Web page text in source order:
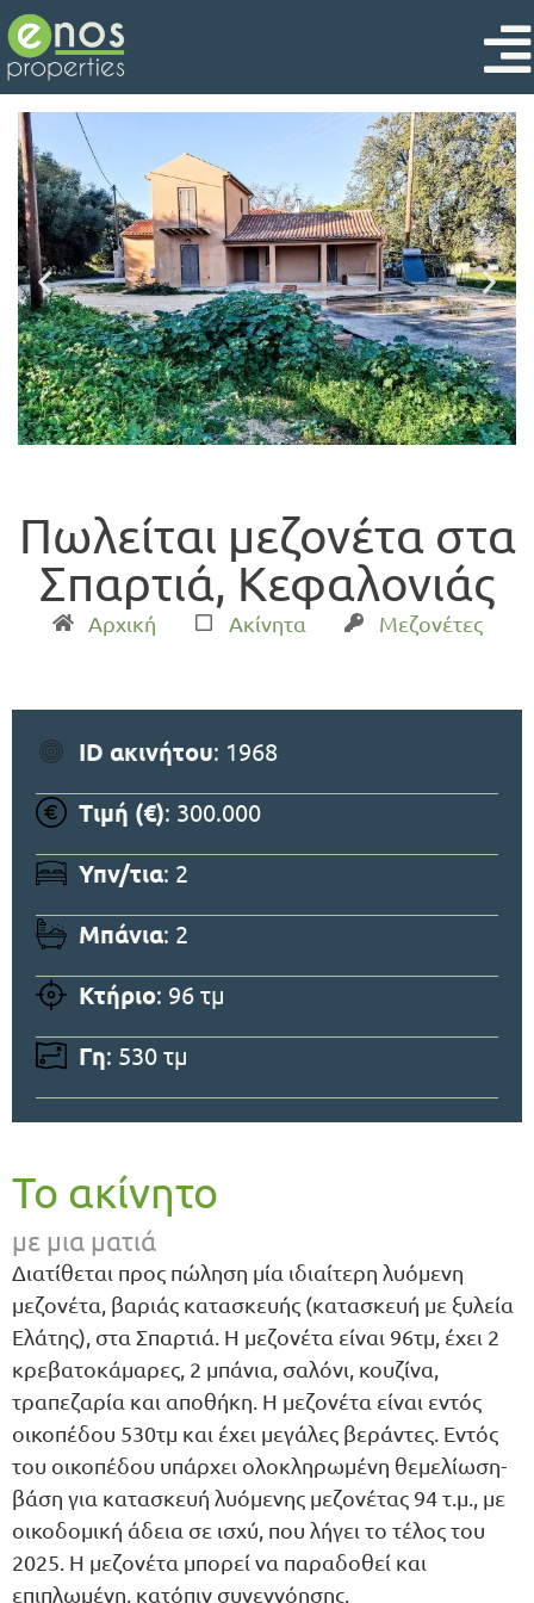
Πωλείται μεζονέτα στα
Σπαρτιά, Κεφαλονιάς
Αρχική Ακίνητα Μεζονέτες
ID ακινήτου: 1968
Τιμή (€): 300.000
Υπν/τια: 2
Μπάνια: 2
Κτήριο: 96 τμ
Γη: 530 τμ
Το ακίνητο
με μια ματιά
Διατίθεται προς πώληση μία ιδιαίτερη λυόμενη
μεζονέτα, βαριάς κατασκευής (κατασκευή με ξυλεία
Ελάτης), στα Σπαρτιά. Η μεζονέτα είναι 96τμ, έχει 2
κρεβατοκάμαρες, 2 μπάνια, σαλόνι, κουζίνα,
τραπεζαρία και αποθήκη. Η μεζονέτα είναι εντός
οικοπέδου 530τμ και έχει μεγάλες βεράντες. Εντός
του οικοπέδου υπάρχει ολοκληρωμένη θεμελίωση-
βάση για κατασκευή λυόμενης μεζονέτας 94 τ.μ., με
οικοδομική άδεια σε ισχύ, που λήγει το τέλος του
2025. Η μεζονέτα μπορεί να παραδοθεί και
επιπλωμένη, κατόπιν συνεννόησης.